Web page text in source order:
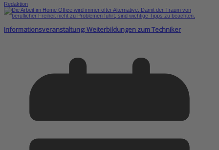
Redaktion
Informationsveranstaltung: Weiterbildungen zum Techniker